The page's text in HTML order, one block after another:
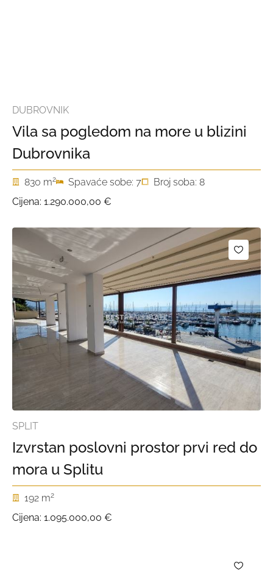
DUBROVNIK
Vila sa pogledom na more u blizini
Dubrovnika
830 m2 Spavaće sobe: 7
Broj soba: 8
Cijena: 1.290.000,00 €
SPLIT
Izvrstan poslovni prostor prvi red do
mora u Splitu
192 m2
Cijena: 1.095.000,00 €